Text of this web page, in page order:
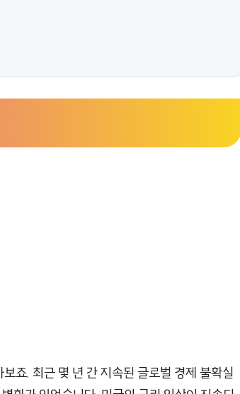
죠. 최근 몇 년 간 지속된 글로벌 경제 불확실